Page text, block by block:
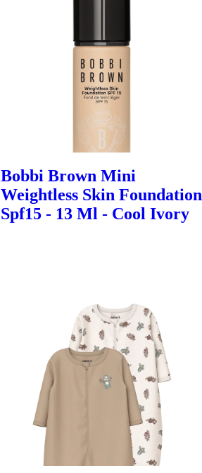
Bobbi Brown Mini
Weightless Skin Foundation
Spf15 - 13 Ml - Cool Ivory